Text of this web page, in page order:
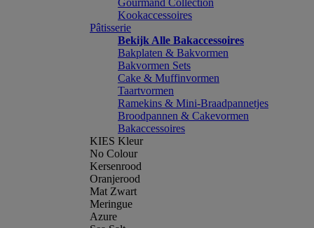
Gourmand Collection
Kookaccessoires
Pâtisserie
Bekijk Alle Bakaccessoires
Bakplaten & Bakvormen
Bakvormen Sets
Cake & Muffinvormen
Taartvormen
Ramekins & Mini-Braadpannetjes
Broodpannen & Cakevormen
Bakaccessoires
KIES Kleur
No Colour
Kersenrood
Oranjerood
Mat Zwart
Meringue
Azure